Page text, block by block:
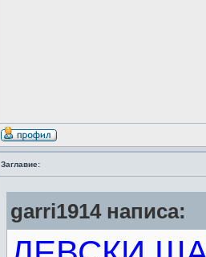
Заглавие:
garri1914 написа: